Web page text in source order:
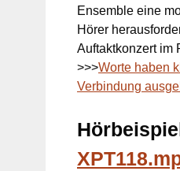
Ensemble eine
Hörer
Auftaktkonzert im
>>>Worte haben
Verbindung